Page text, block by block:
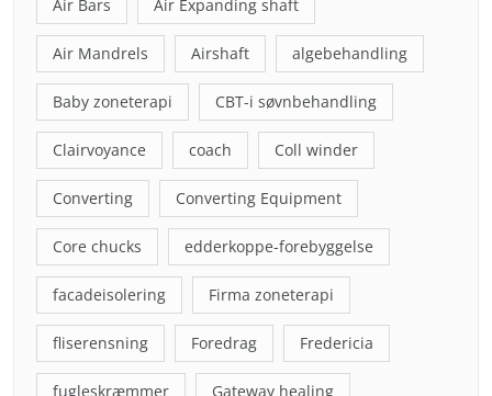
Air Bars Air Expanding shaft
Air Mandrels Airshaft algebehandling
Baby zoneterapi CBT-i søvnbehandling
Clairvoyance coach Coll winder
Converting Converting Equipment
Core chucks edderkoppe-forebyggelse
facadeisolering Firma zoneterapi
fliserensning Foredrag Fredericia
fugleskræmmer Gateway healing